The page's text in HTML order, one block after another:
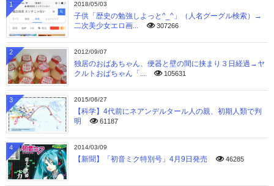
2018/05/03
子供「歴史の勉強しよっと^_^」（人名グーグル検索）→
二次美少女エロ画...
307266
1
2012/09/07
独居のおばあちゃん、便器と壁の間に挟まり３日経過→ヤ
クルトおばちゃん「...
105631
2
2015/06/27
【科学】4代前にネアンデルタール人の親、初期人類で判
明
61187
3
2014/03/09
【新聞】「初音ミク特別号」4月9日発売 46285
4